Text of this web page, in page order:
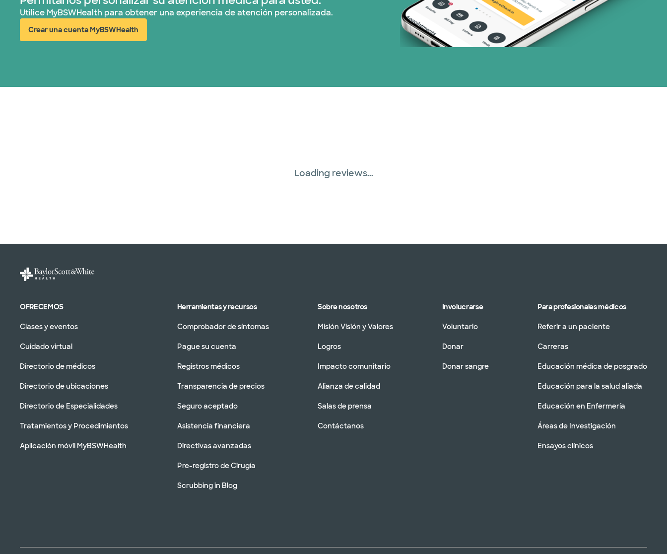
Plan de Salud Superior (3 planes)
United HealthCare (28 planes)
Utilice MyBSWHealth para obtener una experiencia de atención personalizada.
Crear una cuenta MyBSWHealth
(abre en ventana nueva)
Loading reviews...
OFRECEMOS
Clases y eventos
Cuidado virtual
Directorio de médicos
Directorio de ubicaciones
Directorio de Especialidades
Tratamientos y Procedimientos
Aplicación móvil MyBSWHealth
Herramientas y recursos
Comprobador de síntomas
Pague su cuenta
Registros médicos
Transparencia de precios
Seguro aceptado
Asistencia financiera
Directivas avanzadas
Pre-registro de Cirugía
Scrubbing in Blog
Sobre nosotros
Misión Visión y Valores
Logros
Impacto comunitario
Alianza de calidad
Salas de prensa
Contáctanos
Involucrarse
Voluntario
Donar
Donar sangre
Para profesionales médicos
Referir a un paciente
Carreras
Educación médica de posgrado
Educación para la salud aliada
Educación en Enfermería
Áreas de Investigación
Ensayos clínicos